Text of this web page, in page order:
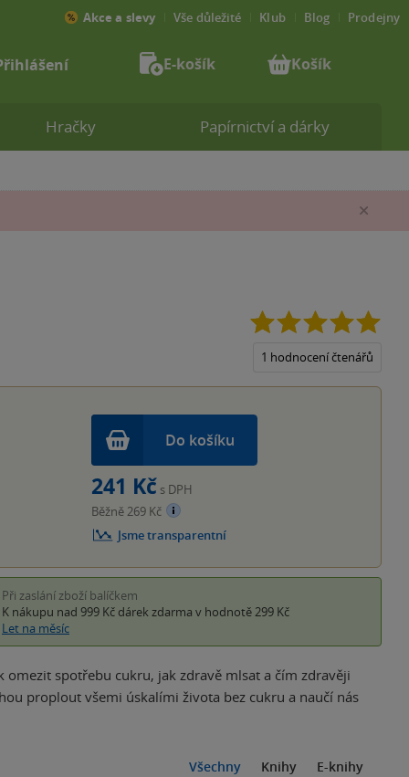
1 hodnocení čtenářů
Do košíku
241 Kč s DPH
Běžně 269 Kč
Jsme transparentní
Při zaslání zboží balíčkem
K nákupu nad 999 Kč dárek zdarma v hodnotě 299 Kč
Let na měsíc
spotřebu cukru, jak zdravě mlsat a čím zdravěji
proplout všemi úskalími života bez cukru a naučí nás
Všechny Knihy E-knihy
Hračky Papírnictví a dárky
Akce a slevy Vše důležité Klub Blog Prodejny
E-košík Košík